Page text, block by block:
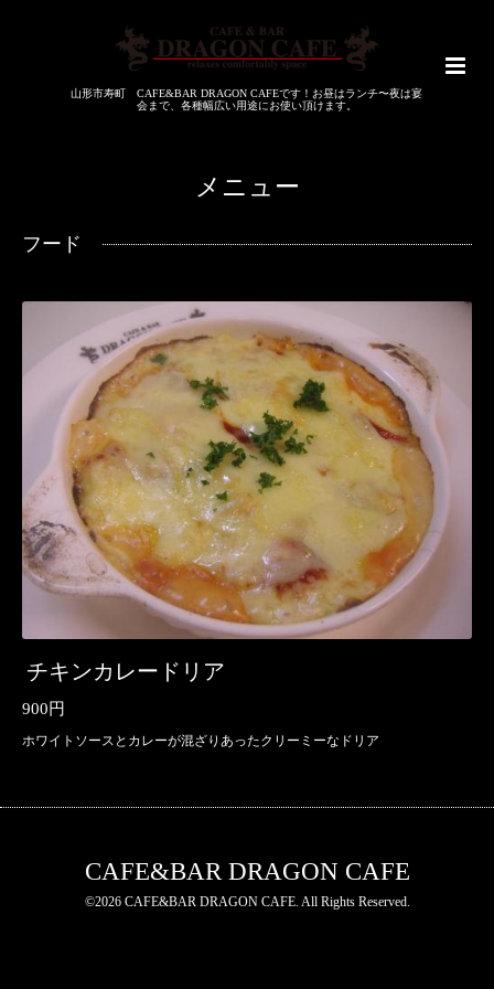
山形市寿町 CAFE&BAR DRAGON CAFEです！お昼はランチ〜夜は宴
会まで、各種幅広い用途にお使い頂けます。
メニュー
フード
チキンカレードリア
900円
ホワイトソースとカレーが混ざりあったクリーミーなドリア
CAFE&BAR DRAGON CAFE
©2026 CAFE&BAR DRAGON CAFE. All Rights Reserved.